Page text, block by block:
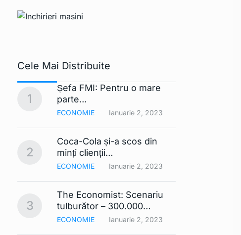
Cele Mai Distribuite
1
Șefa FMI: Pentru o mare
parte…
ECONOMIE Ianuarie 2, 2023
2
Coca-Cola și-a scos din
minți clienții…
ECONOMIE Ianuarie 2, 2023
3
The Economist: Scenariu
tulburător – 300.000…
ECONOMIE Ianuarie 2, 2023